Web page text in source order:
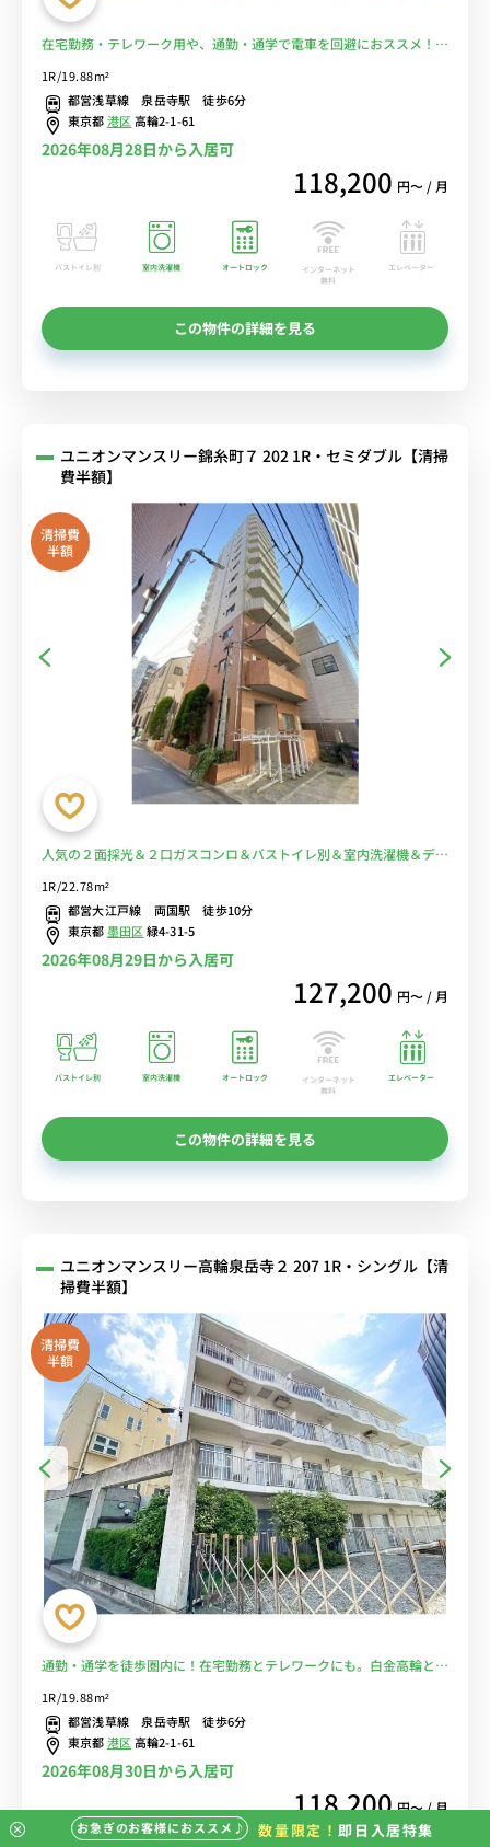
在宅勤務・テレワーク用や、通勤・通学で電車を回避におススメ！ス
1R/19.88m²
都営浅草線 泉岳寺駅 徒歩6分
東京都港区高輪2-1-61
2026年08月28日から入居可
118,200 円〜 / 月
バストイレ別 室内洗濯機 オートロック
インターネット
無料
エレベーター
この物件の詳細を見る
ユニオンマンスリー錦糸町７ 202 1R・セミダブル【清掃
費半額】
清掃費
半額
人気の２面採光＆２口ガスコンロ＆バストイレ別＆室内洗濯機＆デス
中！
1R/22.78m²
都営大江戸線 両国駅 徒歩10分
東京都墨田区緑4-31-5
2026年08月29日から入居可
127,200 円〜 / 月
バストイレ別 室内洗濯機 オートロック
インターネット
無料
エレベーター
この物件の詳細を見る
ユニオンマンスリー高輪泉岳寺２ 207 1R・シングル【清
掃費半額】
清掃費
半額
通勤・通学を徒歩圏内に！在宅勤務とテレワークにも。白金高輪と田
1R/19.88m²
都営浅草線 泉岳寺駅 徒歩6分
東京都港区高輪2-1-61
2026年08月30日から入居可
118,200 円〜 / 月
お急ぎのお客様におススメ♪ 数量限定！ 即日入居特集